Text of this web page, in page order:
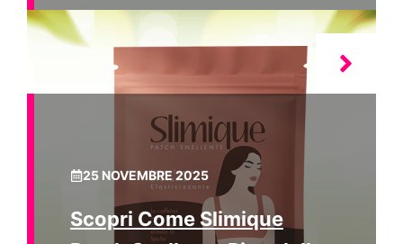
25 NOVEMBRE 2025
Scopri Come Slimique